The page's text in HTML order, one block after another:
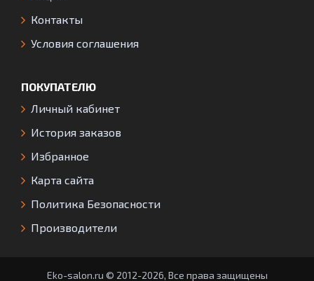
Контакты
Условия соглашения
ПОКУПАТЕЛЮ
Личный кабинет
История заказов
Избранное
Карта сайта
Политика Безопасности
Производители
Eko-salon.ru © 2012-2026, Все права защищены